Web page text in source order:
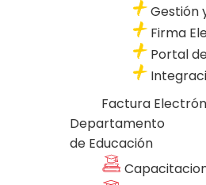
Gestión
Firma
Portal
Factura
Departamento
de Educación